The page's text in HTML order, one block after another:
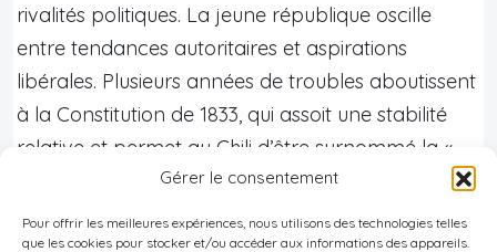
Gérer le consentement
Pour offrir les meilleures expériences, nous utilisons des technologies telles
que les cookies pour stocker et/ou accéder aux informations des appareils.
rivalités politiques. La jeune république oscille
entre tendances autoritaires et aspirations
libérales. Plusieurs années de troubles aboutissent
à la Constitution de 1833, qui assoit une stabilité
relative et permet au Chili d’être surnommé la «
Amérique du Sud».
Périodes clés de l’histoire chilienne